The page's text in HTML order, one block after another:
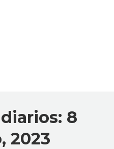
8
2023